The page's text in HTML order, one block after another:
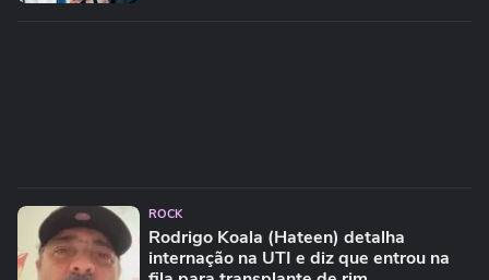
ROCK
Rodrigo Koala (Hateen) detalha
internação na UTI e diz que entrou na